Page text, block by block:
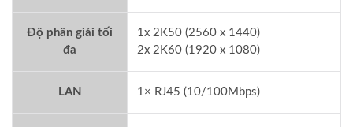
Độ phân giải tối
đa
1x 2K50 (2560 x 1440)
2x 2K60 (1920 x 1080)
LAN 1× RJ45 (10/100Mbps)